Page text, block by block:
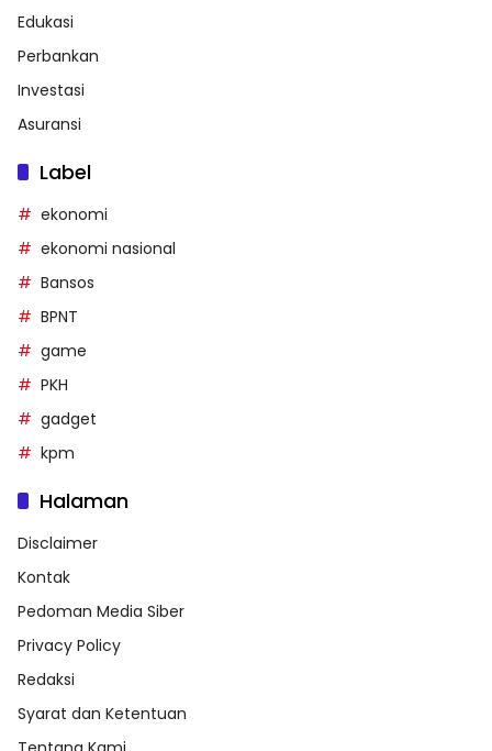
Edukasi
Perbankan
Investasi
Asuransi
Label
ekonomi
ekonomi nasional
Bansos
BPNT
game
PKH
gadget
kpm
Halaman
Disclaimer
Kontak
Pedoman Media Siber
Privacy Policy
Redaksi
Syarat dan Ketentuan